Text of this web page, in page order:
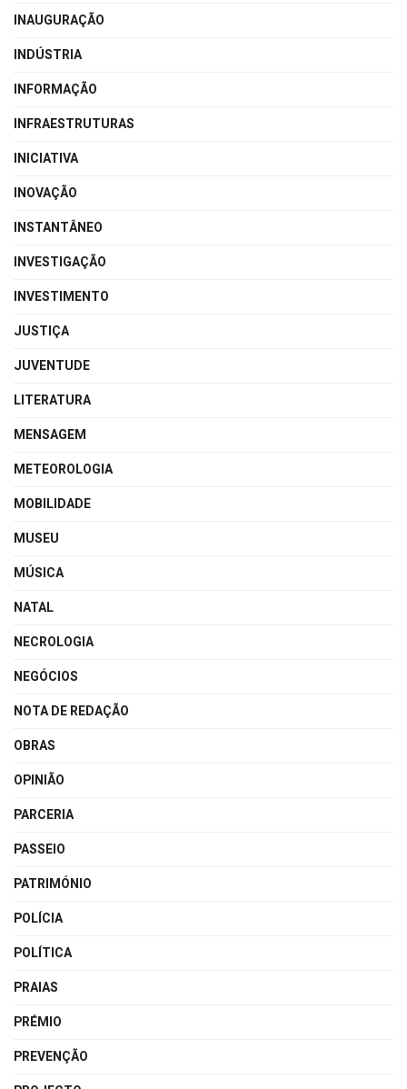
INAUGURAÇÃO
INDÚSTRIA
INFORMAÇÃO
INFRAESTRUTURAS
INICIATIVA
INOVAÇÃO
INSTANTÂNEO
INVESTIGAÇÃO
INVESTIMENTO
JUSTIÇA
JUVENTUDE
LITERATURA
MENSAGEM
METEOROLOGIA
MOBILIDADE
MUSEU
MÚSICA
NATAL
NECROLOGIA
NEGÓCIOS
NOTA DE REDAÇÃO
OBRAS
OPINIÃO
PARCERIA
PASSEIO
PATRIMÓNIO
POLÍCIA
POLÍTICA
PRAIAS
PRÉMIO
PREVENÇÃO